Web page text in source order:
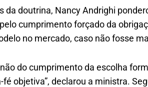
da doutrina, Nancy Andrighi
cumprimento forçado da
no mercado, caso não fosse
do cumprimento da escolha
objetiva”, declarou a ministra.